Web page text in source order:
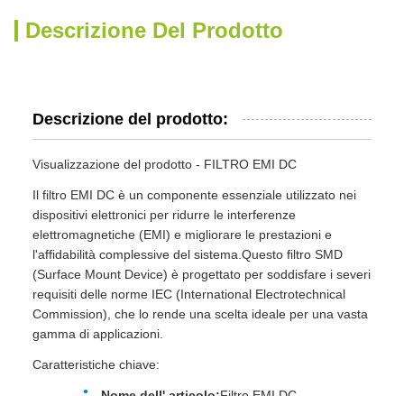
Descrizione Del Prodotto
Descrizione del prodotto:
Visualizzazione del prodotto - FILTRO EMI DC
Il filtro EMI DC è un componente essenziale utilizzato nei
dispositivi elettronici per ridurre le interferenze
elettromagnetiche (EMI) e migliorare le prestazioni e
l'affidabilità complessive del sistema.Questo filtro SMD
(Surface Mount Device) è progettato per soddisfare i severi
requisiti delle norme IEC (International Electrotechnical
Commission), che lo rende una scelta ideale per una vasta
gamma di applicazioni.
Caratteristiche chiave: